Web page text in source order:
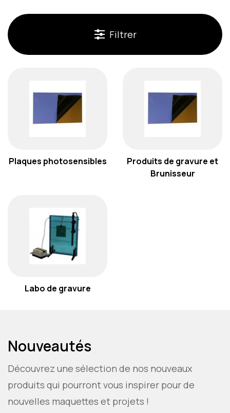
Filtrer
Plaques photosensibles
Produits de gravure et
Brunisseur
Labo de gravure
Nouveautés
Découvrez une sélection de nos nouveaux
produits qui pourront vous inspirer pour de
nouvelles maquettes et projets !